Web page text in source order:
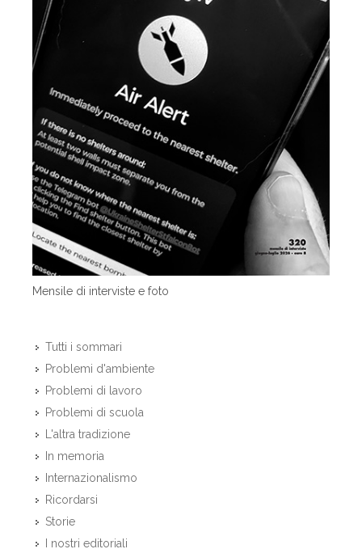
Mensile di interviste e foto
Tutti i sommari
Problemi d'ambiente
Problemi di lavoro
Problemi di scuola
L'altra tradizione
In memoria
Internazionalismo
Ricordarsi
Storie
I nostri editoriali